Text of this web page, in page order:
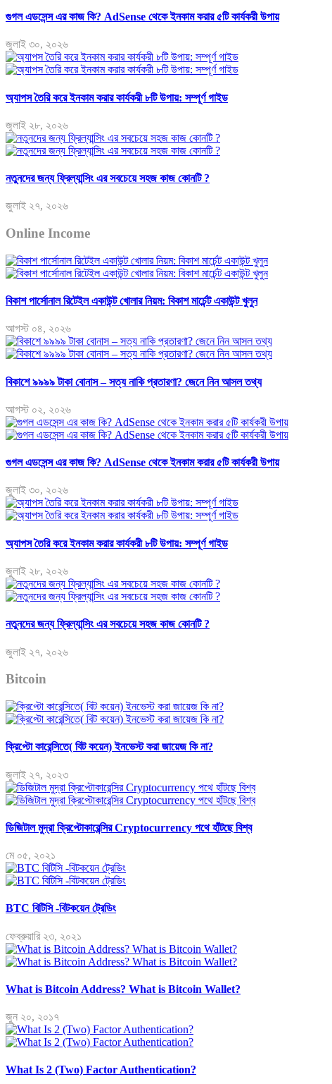
গুগল এডসেন্স এর কাজ কি? AdSense থেকে ইনকাম করার ৫টি কার্যকরী উপায়
জুলাই ৩০, ২০২৬
অ্যাপস তৈরি করে ইনকাম করার কার্যকরী ৮টি উপায়: সম্পূর্ণ গাইড
জুলাই ২৮, ২০২৬
নতুনদের জন্য ফ্রিল্যান্সিং এর সবচেয়ে সহজ কাজ কোনটি ?
জুলাই ২৭, ২০২৬
Online Income
বিকাশ পার্সোনাল রিটেইল একাউন্ট খোলার নিয়ম: বিকাশ মার্চেন্ট একাউন্ট খুলুন
আগস্ট ০৪, ২০২৬
বিকাশে ৯৯৯৯ টাকা বোনাস – সত্য নাকি প্রতারণা? জেনে নিন আসল তথ্য
আগস্ট ০২, ২০২৬
গুগল এডসেন্স এর কাজ কি? AdSense থেকে ইনকাম করার ৫টি কার্যকরী উপায়
জুলাই ৩০, ২০২৬
অ্যাপস তৈরি করে ইনকাম করার কার্যকরী ৮টি উপায়: সম্পূর্ণ গাইড
জুলাই ২৮, ২০২৬
নতুনদের জন্য ফ্রিল্যান্সিং এর সবচেয়ে সহজ কাজ কোনটি ?
জুলাই ২৭, ২০২৬
Bitcoin
ক্রিপ্টো কারেন্সিতে( বিট কয়েন) ইনভেস্ট করা জায়েজ কি না?
জুলাই ২৭, ২০২৩
ডিজিটাল মুদ্রা ক্রিপ্টোকারেন্সির Cryptocurrency পথে হাঁটছে বিশ্ব
মে ০৫, ২০২১
BTC বিটিসি -বিটকয়েন ট্রেডিং
ফেব্রুয়ারি ২৩, ২০২১
What is Bitcoin Address? What is Bitcoin Wallet?
জুন ২০, ২০১৭
What Is 2 (Two) Factor Authentication?